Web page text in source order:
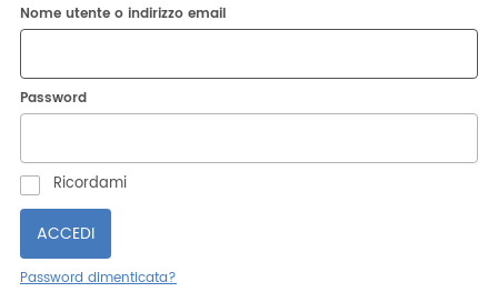
ITA ENG ESP DEU
Azienda
Area riservata
Contatti
Nome utente o indirizzo email
Password
Ricordami
Password dimenticata?